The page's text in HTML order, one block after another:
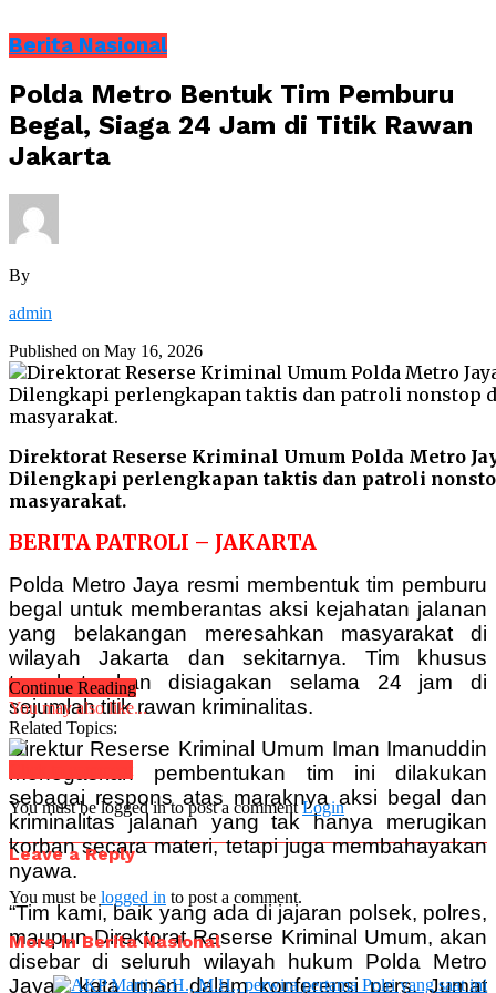
Berita Nasional
Polda Metro Bentuk Tim Pemburu
Begal, Siaga 24 Jam di Titik Rawan
Jakarta
By
admin
Published on May 16, 2026
Direktorat Reserse Kriminal Umum Polda Metro
Dilengkapi perlengkapan taktis dan patroli
masyarakat.
BERITA PATROLI – JAKARTA
Polda Metro Jaya resmi membentuk tim pemburu
begal untuk memberantas aksi kejahatan jalanan
yang belakangan meresahkan masyarakat di
wilayah Jakarta dan sekitarnya. Tim khusus
tersebut akan disiagakan selama 24 jam di
sejumlah titik rawan kriminalitas.
Direktur Reserse Kriminal Umum Iman Imanuddin
menegaskan pembentukan tim ini dilakukan
sebagai respons atas maraknya aksi begal dan
kriminalitas jalanan yang tak hanya merugikan
korban secara materi, tetapi juga membahayakan
nyawa.
“Tim kami, baik yang ada di jajaran polsek, polres,
maupun Direktorat Reserse Kriminal Umum, akan
disebar di seluruh wilayah hukum Polda Metro
Jaya,” kata Iman dalam konferensi pers, Jumat
Continue Reading
You may also like...
Related Topics:
You must be logged in to post a commentLogin
Leave a Reply
You must be logged in to post a comment.
More in Berita Nasional